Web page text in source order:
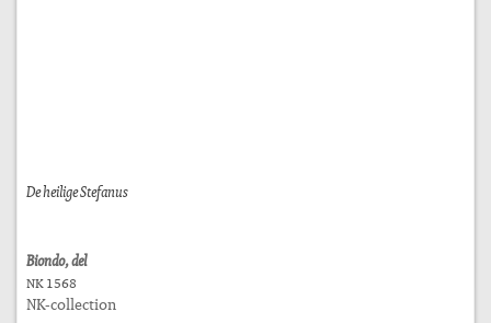
De heilige Stefanus
Biondo, del
NK 1568
NK-collection